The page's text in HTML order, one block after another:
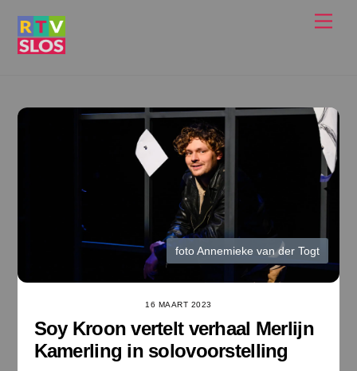
foto Annemieke van der Togt
16 MAART 2023
Soy Kroon vertelt verhaal Merlijn
Kamerling in solovoorstelling